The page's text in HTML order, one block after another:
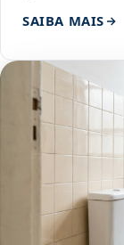
SAIBA MAIS